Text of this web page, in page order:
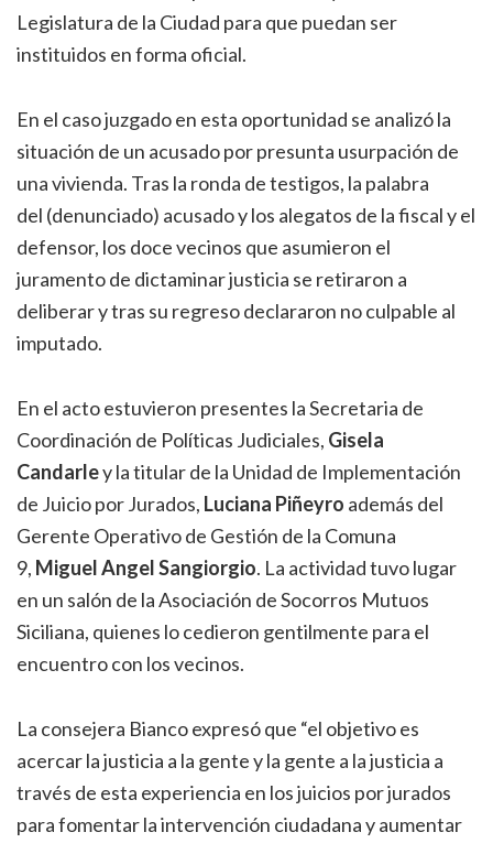
Legislatura de la Ciudad para que puedan ser
instituidos en forma oficial.
En el caso juzgado en esta oportunidad se analizó la
situación de un acusado por presunta usurpación de
una vivienda. Tras la ronda de testigos, la palabra
del (denunciado) acusado y los alegatos de la fiscal y el
defensor, los doce vecinos que asumieron el
juramento de dictaminar justicia se retiraron a
deliberar y tras su regreso declararon no culpable al
imputado.
En el acto estuvieron presentes la Secretaria de
Coordinación de Políticas Judiciales, Gisela
Candarley la titular de la Unidad de Implementación
de Juicio por Jurados, Luciana Piñeyro además del
Gerente Operativo de Gestión de la Comuna
9, Miguel Angel Sangiorgio. La actividad tuvo lugar
en un salón de la Asociación de Socorros Mutuos
Siciliana, quienes lo cedieron gentilmente para el
encuentro con los vecinos.
La consejera Bianco expresó que “el objetivo es
acercar la justicia a la gente y la gente a la justicia a
través de esta experiencia en los juicios por jurados
para fomentar la intervención ciudadana y aumentar